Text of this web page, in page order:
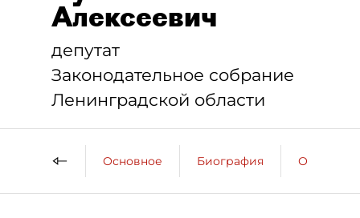
Алексеевич
депутат
Законодательное собрание
Ленинградской области
Основное Биография